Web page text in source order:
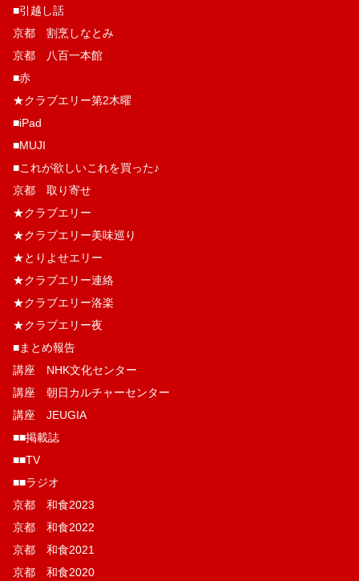
■引越し話
京都 割烹しなとみ
京都 八百一本館
■赤
★クラブエリー第2木曜
■iPad
■MUJI
■これが欲しいこれを買った♪
京都 取り寄せ
★クラブエリー
★クラブエリー美味巡り
★とりよせエリー
★クラブエリー連絡
★クラブエリー洛楽
★クラブエリー夜
■まとめ報告
講座 NHK文化センター
講座 朝日カルチャーセンター
講座 JEUGIA
■■掲載誌
■■TV
■■ラジオ
京都 和食2023
京都 和食2022
京都 和食2021
京都 和食2020